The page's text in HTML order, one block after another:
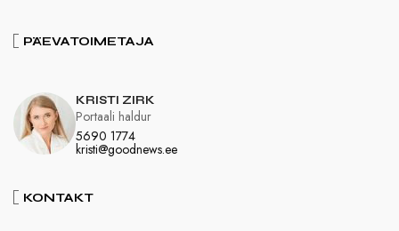
PÄEVATOIMETAJA
KRISTI ZIRK
5690 1774
kristi@goodnews.ee
Portaali haldur
KONTAKT